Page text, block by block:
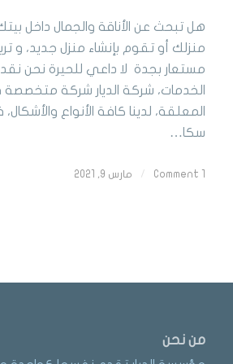
هل تبحث عن الأناقة والجمال داخل
منزلك أو تقوم بإنشاء منزل جديد، و
مستعار بجدة لا داعي للحيرة نحن
الخدمات، شركة الديار شركة
المعلقة، لدينا كافة الأنواع
سكا…
1 Comment
/ مارس 9, 2021
من نحن